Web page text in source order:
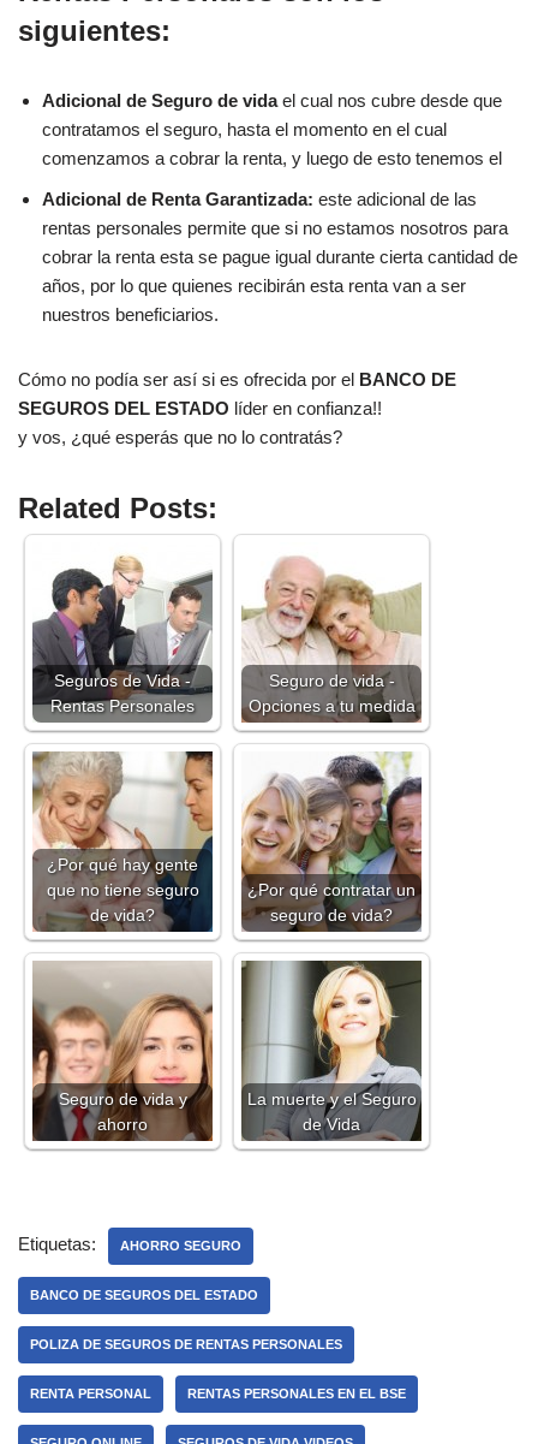
siguientes:
Adicional de Seguro de vidael cual nos cubre desde que
contratamos el seguro, hasta el momento en el cual
comenzamos a cobrar la renta, y luego de esto tenemos el
Adicional de Renta Garantizada: este adicional de las
rentas personales permite que si no estamos nosotros para
cobrar la renta esta se pague igual durante cierta cantidad de
años, por lo que quienes recibirán esta renta van a ser
nuestros beneficiarios.
Cómo no podía ser así si es ofrecida por el BANCO DE
SEGUROS DEL ESTADO líder en confianza!!
y vos, ¿qué esperás que no lo contratás?
Related Posts:
Seguros de Vida -
Rentas Personales
Seguro de vida -
Opciones a tu medida
¿Por qué hay gente
que no tiene seguro
de vida?
¿Por qué contratar un
seguro de vida?
Seguro de vida y
ahorro
La muerte y el Seguro
de Vida
Etiquetas: AHORRO SEGURO
BANCO DE SEGUROS DEL ESTADO
POLIZA DE SEGUROS DE RENTAS PERSONALES
RENTA PERSONAL RENTAS PERSONALES EN EL BSE